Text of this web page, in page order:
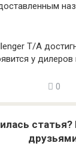
T/A
у дилеров
0